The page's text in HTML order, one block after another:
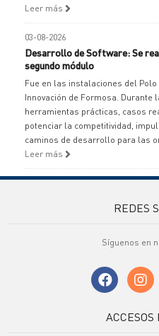
Leer más
03-08-2026
Desarrollo de Software: Se
segundo módulo
Fue en las instalaciones del Polo
Innovación de Formosa. Durante
herramientas prácticas, casos
potenciar la competitividad,
caminos de desarrollo para las
Leer más
REDES
Síguenos en
ACCESOS